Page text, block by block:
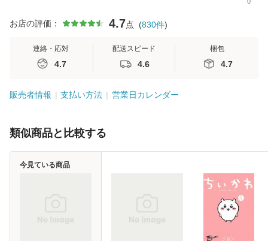
お店の評価： 4.7点 (830件)
連絡・応対
4.7
配送スピード
4.6
梱包
4.7
販売者情報 支払い方法 営業日カレンダー
類似商品と比較する
今見ている商品